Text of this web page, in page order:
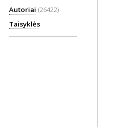
Autoriai (26422)
Taisyklės